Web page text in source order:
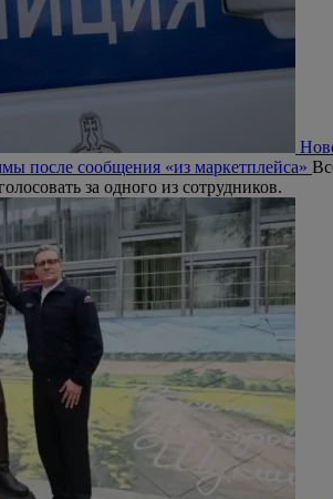
после сообщения «из маркетплейса»
за одного из сотрудников.